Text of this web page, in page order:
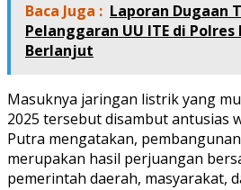
Baca Juga : Laporan Dugaan
Pelanggaran UU ITE di Polres
Berlanjut
Masuknya jaringan listrik yang
2025 tersebut disambut antusias
Putra mengatakan,
merupakan hasil perjuangan
pemerintah daerah, masyarakat,